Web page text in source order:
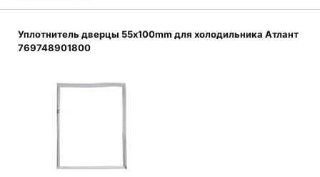
Уплотнитель дверцы 55x100mm для холодильника Атлант
769748901800